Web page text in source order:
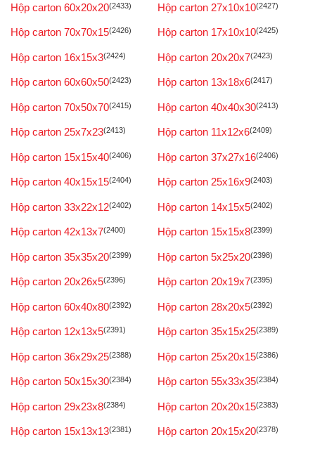
Hộp carton 60x20x20(2433) Hộp carton 27x10x10(2427)
Hộp carton 70x70x15(2426) Hộp carton 17x10x10(2425)
Hộp carton 16x15x3(2424) Hộp carton 20x20x7(2423)
Hộp carton 60x60x50(2423) Hộp carton 13x18x6(2417)
Hộp carton 70x50x70(2415) Hộp carton 40x40x30(2413)
Hộp carton 25x7x23(2413) Hộp carton 11x12x6(2409)
Hộp carton 15x15x40(2406) Hộp carton 37x27x16(2406)
Hộp carton 40x15x15(2404) Hộp carton 25x16x9(2403)
Hộp carton 33x22x12(2402) Hộp carton 14x15x5(2402)
Hộp carton 42x13x7(2400) Hộp carton 15x15x8(2399)
Hộp carton 35x35x20(2399) Hộp carton 5x25x20(2398)
Hộp carton 20x26x5(2396) Hộp carton 20x19x7(2395)
Hộp carton 60x40x80(2392) Hộp carton 28x20x5(2392)
Hộp carton 12x13x5(2391) Hộp carton 35x15x25(2389)
Hộp carton 36x29x25(2388) Hộp carton 25x20x15(2386)
Hộp carton 50x15x30(2384) Hộp carton 55x33x35(2384)
Hộp carton 29x23x8(2384) Hộp carton 20x20x15(2383)
Hộp carton 15x13x13(2381) Hộp carton 20x15x20(2378)